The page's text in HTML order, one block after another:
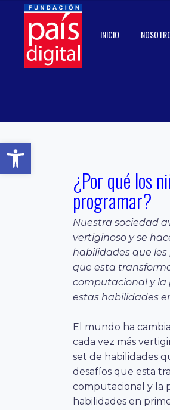
Abrir barra de herramientas
INICIO
¿Por qué los
programar?
Nuestra sociedad
vertiginoso y se
habilidades que
que esta
computacional y la
estas habilidades
El mundo ha
cada vez más
set de habilidades
desafíos que esta
computacional y la
habilidades en